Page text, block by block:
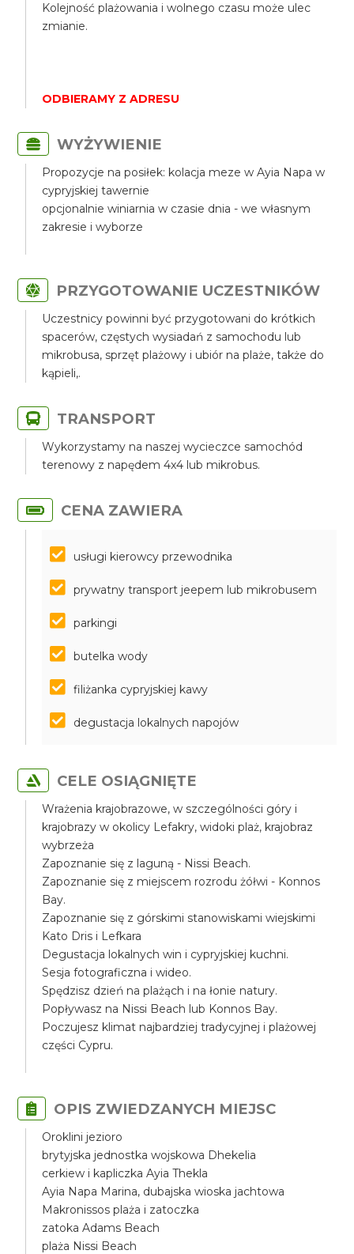
Kolejność plażowania i wolnego czasu może ulec
zmianie.
ODBIERAMY Z ADRESU
WYŻYWIENIE
Propozycje na posiłek: kolacja meze w Ayia Napa w
cypryjskiej tawernie
opcjonalnie winiarnia w czasie dnia - we własnym
zakresie i wyborze
PRZYGOTOWANIE UCZESTNIKÓW
Uczestnicy powinni być przygotowani do krótkich
spacerów, częstych wysiadań z samochodu lub
mikrobusa, sprzęt plażowy i ubiór na plaże, także do
kąpieli,.
TRANSPORT
Wykorzystamy na naszej wycieczce samochód
terenowy z napędem 4x4 lub mikrobus.
CENA ZAWIERA
usługi kierowcy przewodnika
prywatny transport jeepem lub mikrobusem
parkingi
butelka wody
filiżanka cypryjskiej kawy
degustacja lokalnych napojów
CELE OSIĄGNIĘTE
Wrażenia krajobrazowe, w szczególności góry i
krajobrazy w okolicy Lefakry, widoki plaż, krajobraz
wybrzeża
Zapoznanie się z laguną - Nissi Beach.
Zapoznanie się z miejscem rozrodu żółwi - Konnos
Bay.
Zapoznanie się z górskimi stanowiskami wiejskimi
Kato Dris i Lefkara
Degustacja lokalnych win i cypryjskiej kuchni.
Sesja fotograficzna i wideo.
Spędzisz dzień na plażąch i na łonie natury.
Popływasz na Nissi Beach lub Konnos Bay.
Poczujesz klimat najbardziej tradycyjnej i plażowej
części Cypru.
OPIS ZWIEDZANYCH MIEJSC
Oroklini jezioro
brytyjska jednostka wojskowa Dhekelia
cerkiew i kapliczka Ayia Thekla
Ayia Napa Marina, dubajska wioska jachtowa
Makronissos plaża i zatoczka
zatoka Adams Beach
plaża Nissi Beach